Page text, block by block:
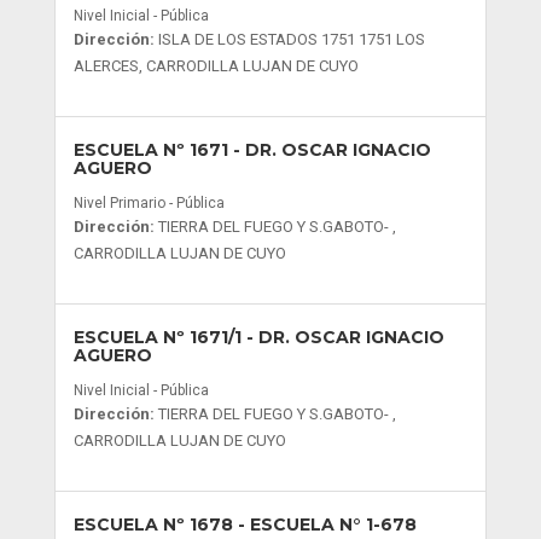
Nivel Inicial - Pública
Dirección: ISLA DE LOS ESTADOS 1751 1751 LOS
ALERCES, CARRODILLA LUJAN DE CUYO
ESCUELA Nº 1671- DR. OSCAR IGNACIO
AGUERO
Nivel Primario - Pública
Dirección: TIERRA DEL FUEGO Y S.GABOTO- ,
CARRODILLA LUJAN DE CUYO
ESCUELA Nº 1671/1- DR. OSCAR IGNACIO
AGUERO
Nivel Inicial - Pública
Dirección: TIERRA DEL FUEGO Y S.GABOTO- ,
CARRODILLA LUJAN DE CUYO
ESCUELA Nº 1678- ESCUELA N° 1-678